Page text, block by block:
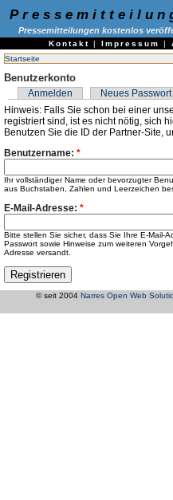
Pressemitteilungen kostenlos
Kontakt | Impressum |
Startseite
Benutzerkonto
Anmelden Neues
Hinweis: Falls Sie schon bei einer
registriert sind, ist es nicht nötig, sich
Benutzen Sie die ID der Partner-Site,
Benutzername: *
Ihr vollständiger Name oder bevorzugter
aus Buchstaben, Zahlen und Leerzeichen
E-Mail-Adresse: *
Bitte stellen Sie sicher, dass Sie Ihre E-Mail-
Passwort sowie Hinweise zum weiteren
Adresse versandt.
© seit 2004 Narres Open Web